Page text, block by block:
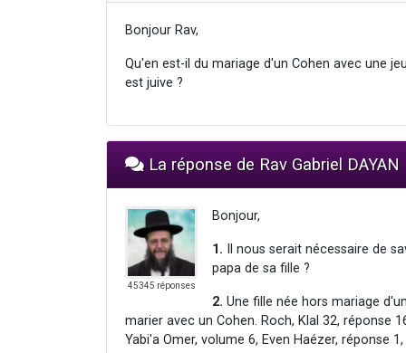
Bonjour Rav,
Qu'en est-il du mariage d'un Cohen avec une
est juive ?
La réponse de Rav Gabriel DAYAN
45345 réponses
Bonjour,
1. Il nous serait nécessaire de
papa de sa fille ?
2. Une fille née hors mariage
marier avec un Cohen. Roch, Klal 32, réponse
Yabi'a Omer, volume 6, Even Haézer, réponse